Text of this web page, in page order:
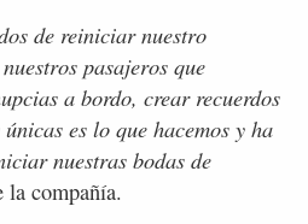
de reiniciar nuestro
pasajeros que
a bordo, crear recuerdos
es lo que hacemos y ha
nuestras bodas de
la compañía.